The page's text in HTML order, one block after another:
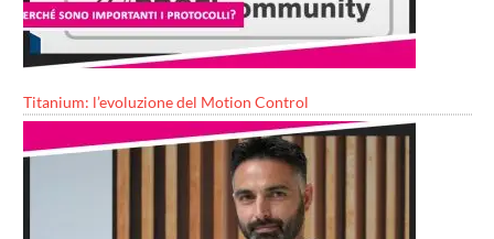
Titanium: l’evoluzione del Motion Control